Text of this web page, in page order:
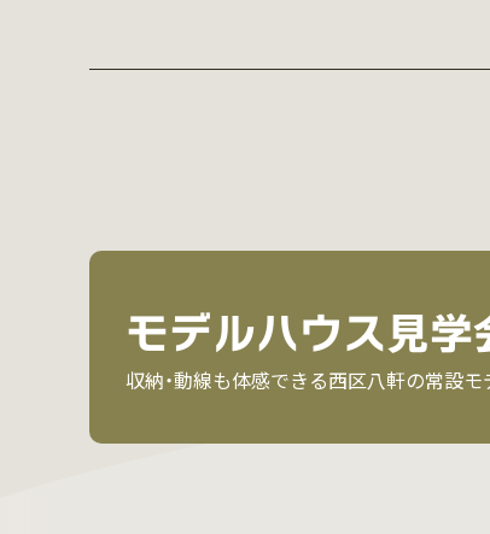
モデルハウス見学
収納・動線も体感できる西区八軒の常設モ